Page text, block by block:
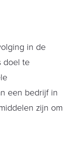
in de
doel te
een bedrijf in
zijn om